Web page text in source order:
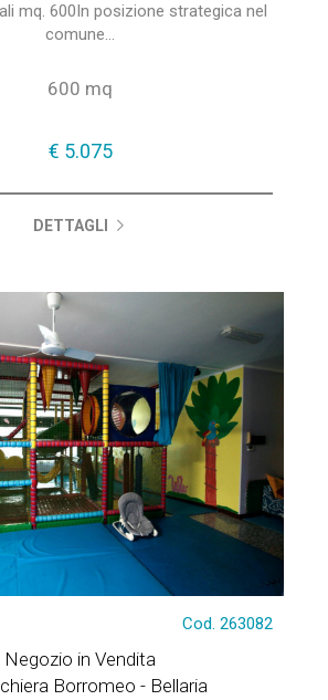
mq. 600In posizione strategica nel
comune...
600 mq
€ 5.075
DETTAGLI
Cod. 263082
Negozio in Vendita
Borromeo - Bellaria